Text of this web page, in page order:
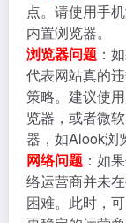
点。请使用手
内置浏览器。
浏览器问题 ：
代表网站真的
策略。建议使
览器，或者微
器，如Alook浏
网络问题 ：如
络运营商并未
困难。此时，